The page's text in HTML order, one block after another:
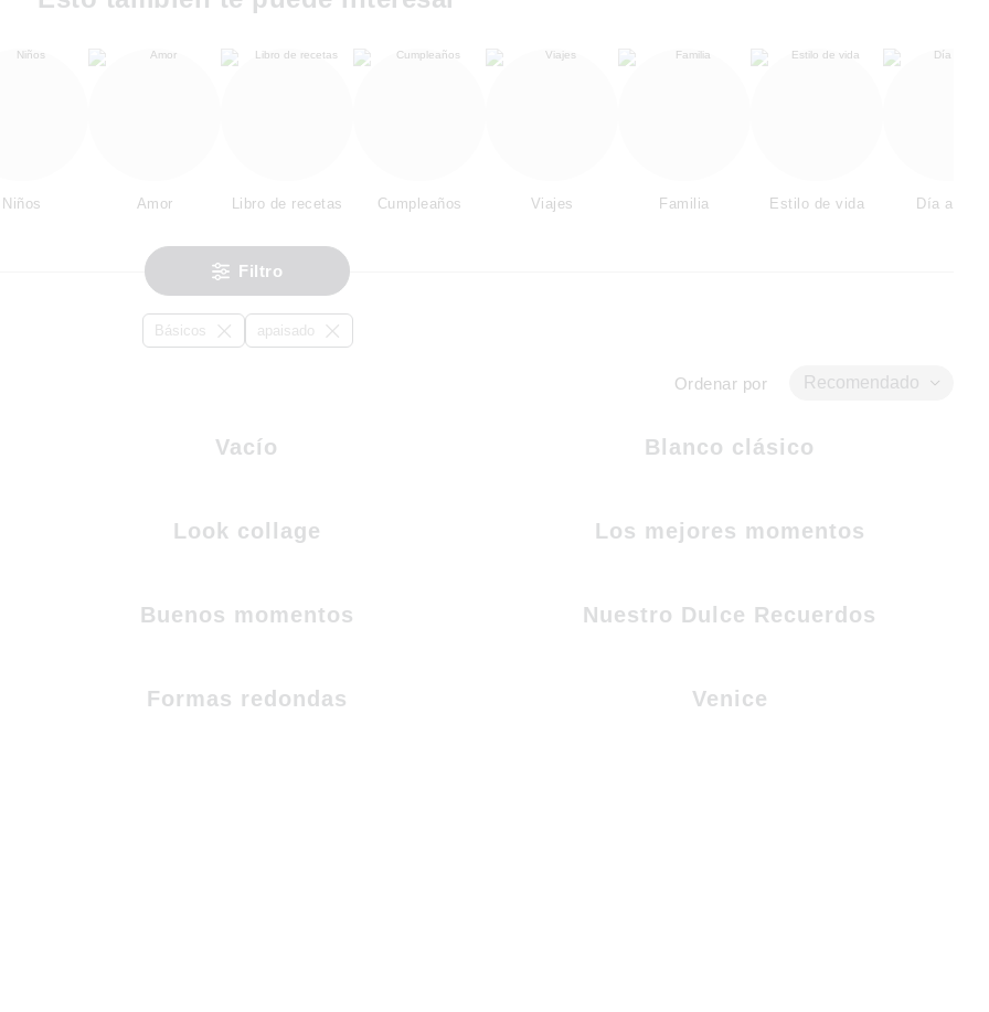
Niños Amor Libro de recetas Cumpleaños Viajes Familia Estilo de vida Día a Día
Filtro
Básicos apaisado
Ordenar por Recomendado
Vacío Blanco clásico
Look collage Los mejores momentos
Buenos momentos Nuestro Dulce Recuerdos
Formas redondas Venice